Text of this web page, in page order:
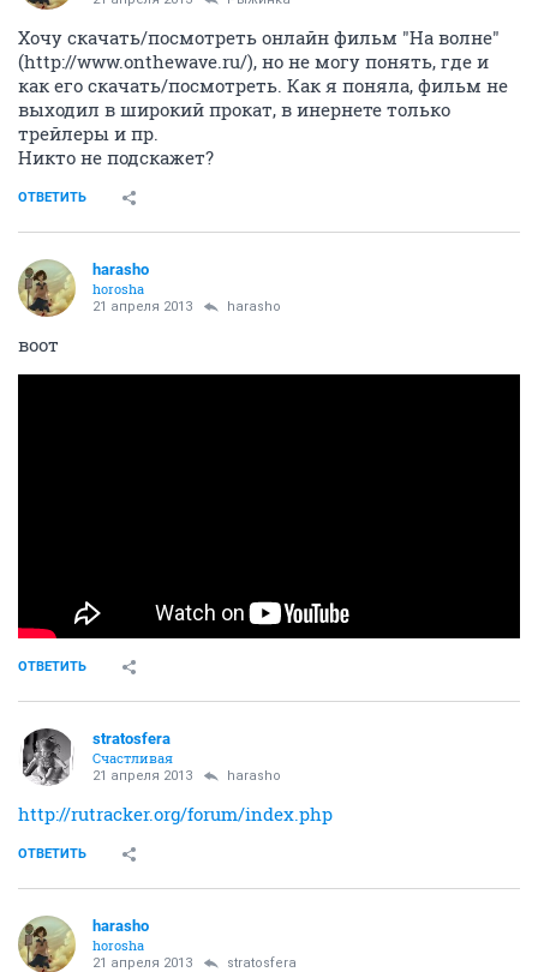
Хочу скачать/посмотреть онлайн фильм "На волне"
(http://www.onthewave.ru/), но не могу понять, где и
как его скачать/посмотреть. Как я поняла, фильм не
выходил в широкий прокат, в инернете только
трейлеры и пр.
Никто не подскажет?
ОТВЕТИТЬ
harasho
horosha
21 апреля 2013 harasho
воот
ОТВЕТИТЬ
stratosfera
Счастливая
21 апреля 2013 harasho
http://rutracker.org/forum/index.php
ОТВЕТИТЬ
harasho
horosha
21 апреля 2013 stratosfera